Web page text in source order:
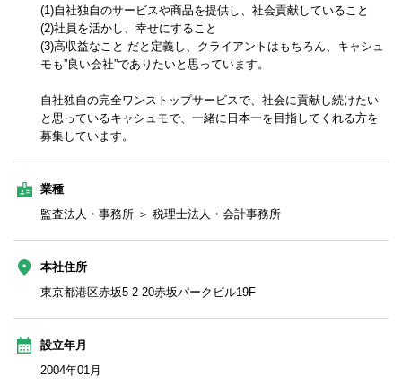
(1)自社独自のサービスや商品を提供し、社会貢献していること
(2)社員を活かし、幸せにすること
(3)高収益なこと だと定義し、クライアントはもちろん、キャシュ
モも”良い会社”でありたいと思っています。
自社独自の完全ワンストップサービスで、社会に貢献し続けたい
と思っているキャシュモで、一緒に日本一を目指してくれる方を
募集しています。
業種
監査法人・事務所 ＞ 税理士法人・会計事務所
本社住所
東京都港区赤坂5-2-20赤坂パークビル19F
設立年月
2004年01月